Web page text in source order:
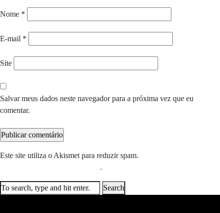
Nome *
E-mail *
Site
Salvar meus dados neste navegador para a próxima vez que eu
comentar.
Este site utiliza o Akismet para reduzir spam.
.
Search